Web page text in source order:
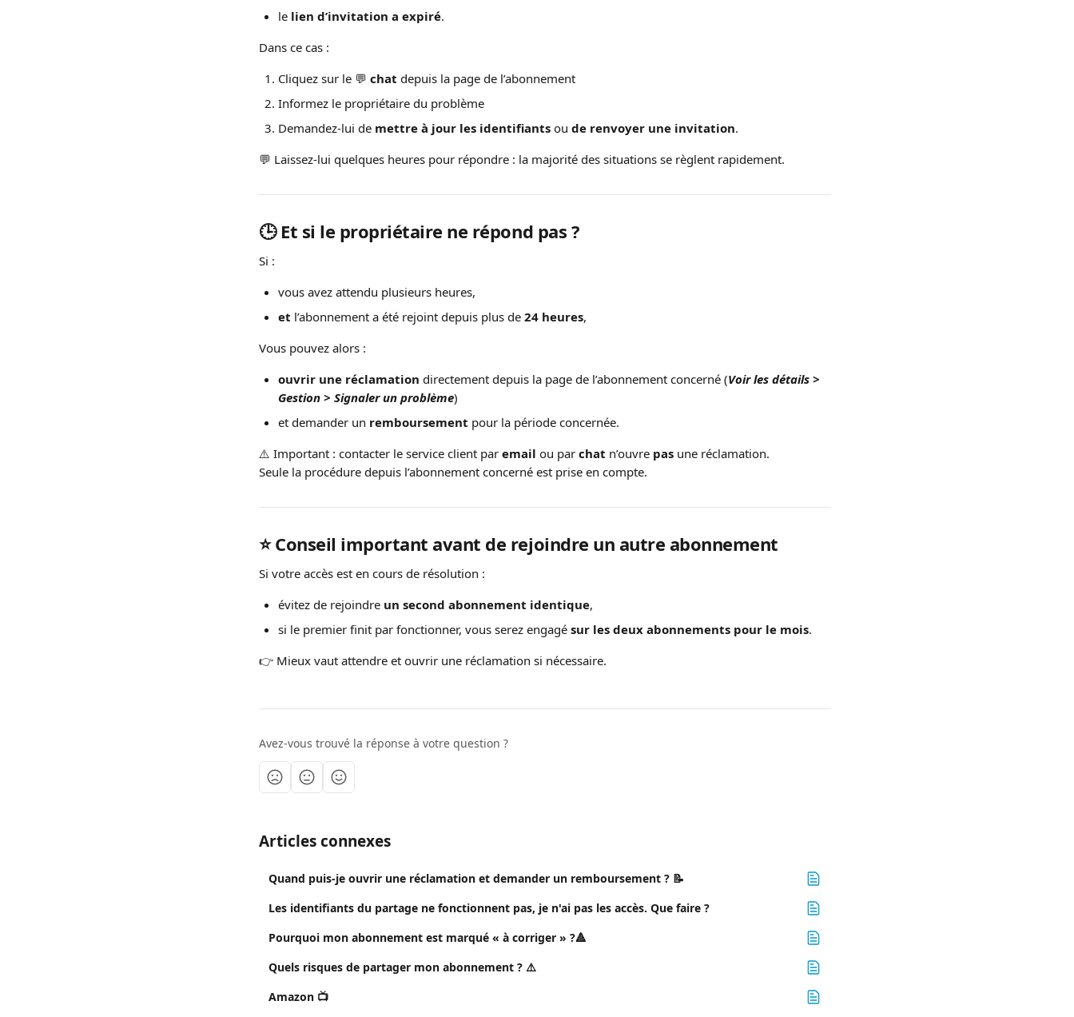
le lien d’invitation a expiré.
Dans ce cas :
Cliquez sur le 💬 chat depuis la page de l’abonnement
Informez le propriétaire du problème
Demandez-lui de mettre à jour les identifiants ou de renvoyer une invitation.
💬 Laissez-lui quelques heures pour répondre : la majorité des situations se règlent rapidement.
🕒 Et si le propriétaire ne répond pas ?
Si :
vous avez attendu plusieurs heures,
et l’abonnement a été rejoint depuis plus de 24 heures,
Vous pouvez alors :
ouvrir une réclamation directement depuis la page de l’abonnement concerné (Voir les détails >
Gestion > Signaler un problème)
et demander un remboursement pour la période concernée.
⚠️ Important : contacter le service client par email ou par chat n’ouvre pas une réclamation.
Seule la procédure depuis l’abonnement concerné est prise en compte.
⭐️ Conseil important avant de rejoindre un autre abonnement
Si votre accès est en cours de résolution :
évitez de rejoindre un second abonnement identique,
si le premier finit par fonctionner, vous serez engagé sur les deux abonnements pour le mois.
👉 Mieux vaut attendre et ouvrir une réclamation si nécessaire.
Avez-vous trouvé la réponse à votre question ?
Articles connexes
Quand puis-je ouvrir une réclamation et demander un remboursement ? 📝
Les identifiants du partage ne fonctionnent pas, je n'ai pas les accès. Que faire ?
Pourquoi mon abonnement est marqué « à corriger » ?🔺
Quels risques de partager mon abonnement ? ⚠️
Amazon 📺